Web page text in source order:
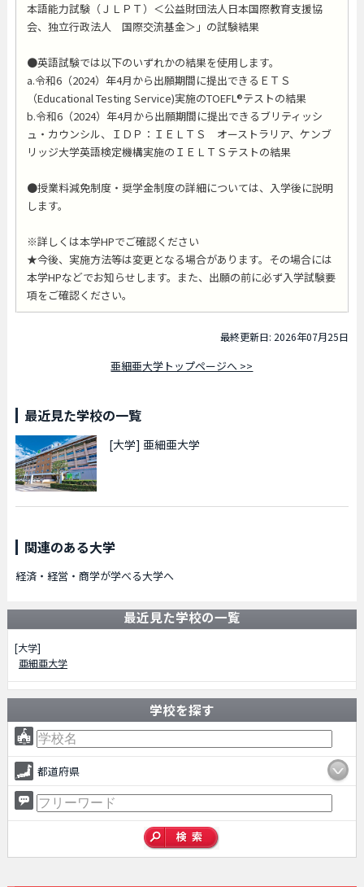
本語能力試験（ＪＬＰＴ）＜公益財団法人日本国際教育支援協
会、独立行政法人 国際交流基金＞」の試験結果
●英語試験では以下のいずれかの結果を使用します。
a.令和6（2024）年4月から出願期間に提出できるＥＴＳ
（Educational Testing Service)実施のTOEFL®テストの結果
b.令和6（2024）年4月から出願期間に提出できるブリティッシ
ュ・カウンシル、ＩＤＰ：ＩＥＬＴＳ オーストラリア、ケンブ
リッジ大学英語検定機構実施のＩＥＬＴＳテストの結果
●授業料減免制度・奨学金制度の詳細については、入学後に説明
します。
※詳しくは本学HPでご確認ください
★今後、実施方法等は変更となる場合があります。その場合には
本学HPなどでお知らせします。また、出願の前に必ず入学試験要
項をご確認ください。
最終更新日: 2026年07月25日
亜細亜大学トップページへ >>
最近見た学校の一覧
[大学] 亜細亜大学
関連のある大学
経済・経営・商学が学べる大学へ
最近見た学校の一覧
[大学]
亜細亜大学
学校を探す
都道府県